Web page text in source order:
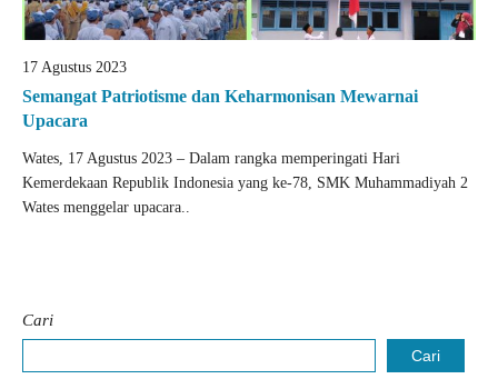
17 Agustus 2023
Semangat Patriotisme dan Keharmonisan Mewarnai
Upacara
Wates, 17 Agustus 2023 – Dalam rangka memperingati Hari
Kemerdekaan Republik Indonesia yang ke-78, SMK Muhammadiyah 2
Wates menggelar upacara..
Cari
Cari